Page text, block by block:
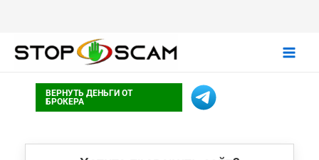
ВЕРНУТЬ ДЕНЬГИ ОТ
БРОКЕРА